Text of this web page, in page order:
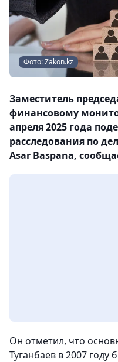
Фото: Zakon.kz
Заместитель
финансовому
апреля 2025 года
расследования по
Asar Baspana,
Он отметил, что
Туганбаев в 2007 году